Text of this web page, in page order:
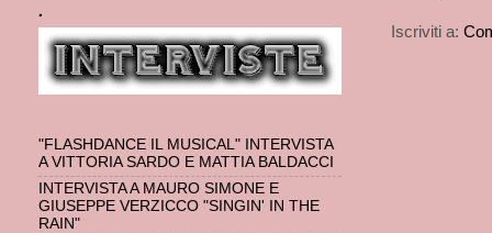
Iscriviti a:
.
"FLASHDANCE IL MUSICAL" INTERVISTA
A VITTORIA SARDO E MATTIA BALDACCI
INTERVISTA A MAURO SIMONE E
GIUSEPPE VERZICCO "SINGIN' IN THE
RAIN"